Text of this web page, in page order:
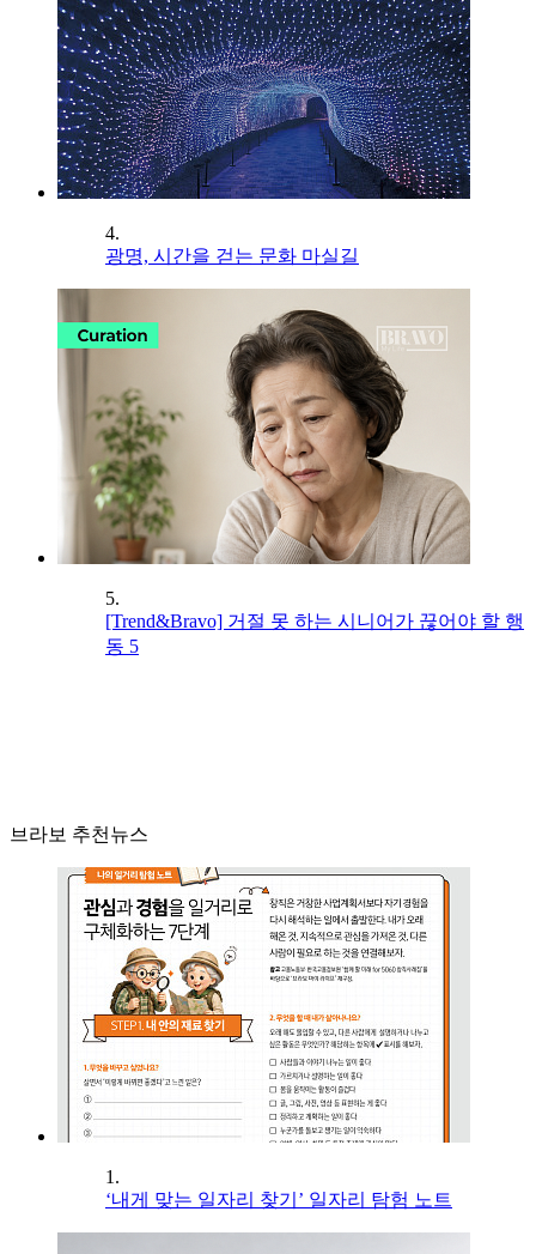
4.
광명, 시간을 걷는 문화 마실길
5.
[Trend&Bravo] 거절 못 하는 시니어가 끊어야 할 행
동 5
브라보 추천뉴스
1.
‘내게 맞는 일자리 찾기’ 일자리 탐험 노트